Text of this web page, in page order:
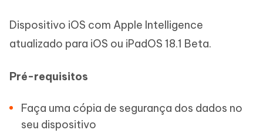
Dispositivo iOS com Apple Intelligence
atualizado para iOS ou iPadOS 18.1 Beta.
Pré-requisitos
Faça uma cópia de segurança dos dados no
seu dispositivo